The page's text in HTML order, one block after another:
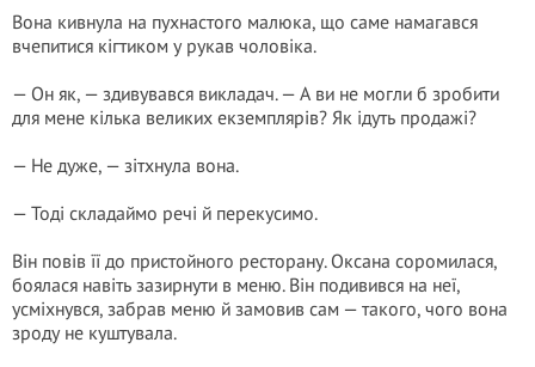
Вона кивнула на пухнастого малюка, що саме намагався
вчепитися кігтиком у рукав чоловіка.
— Он як, — здивувався викладач. — А ви не могли б зробити
для мене кілька великих екземплярів? Як ідуть продажі?
— Не дуже, — зітхнула вона.
— Тоді складаймо речі й перекусимо.
Він повів її до пристойного ресторану. Оксана соромилася,
боялася навіть зазирнути в меню. Він подивився на неї,
усміхнувся, забрав меню й замовив сам — такого, чого вона
зроду не куштувала.